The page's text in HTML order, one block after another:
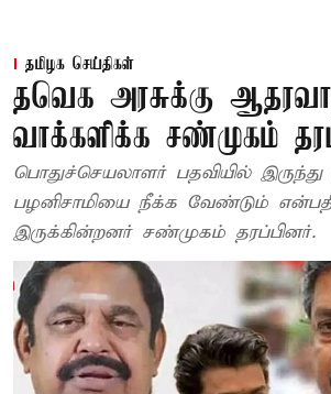
தமிழக செய்திகள்
தவெக அரசுக்கு
வாக்களிக்க சண்முகம்
பொதுச்செயலாளர் பதவியில் இருந்து
பழனிசாமியை நீக்க வேண்டும்
இருக்கின்றனர் சண்முகம் தரப்பினர்.